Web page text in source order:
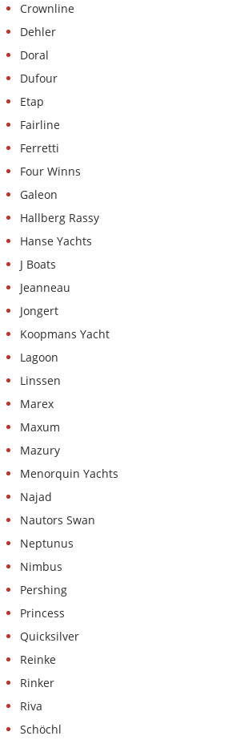
Crownline
Dehler
Doral
Dufour
Etap
Fairline
Ferretti
Four Winns
Galeon
Hallberg Rassy
Hanse Yachts
J Boats
Jeanneau
Jongert
Koopmans Yacht
Lagoon
Linssen
Marex
Maxum
Mazury
Menorquin Yachts
Najad
Nautors Swan
Neptunus
Nimbus
Pershing
Princess
Quicksilver
Reinke
Rinker
Riva
Schöchl